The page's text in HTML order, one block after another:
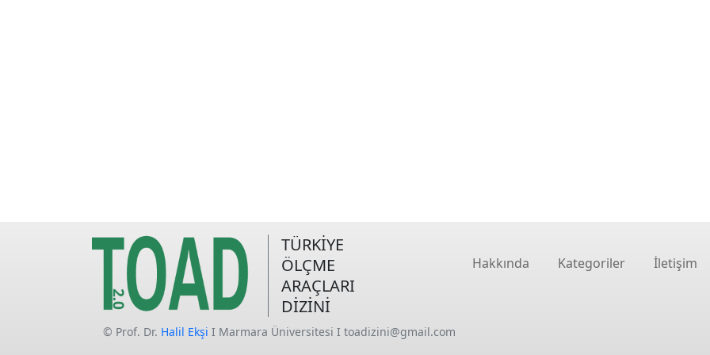
TÜRKİYE
ÖLÇME
ARAÇLARI
DİZİNİ
Hakkında Kategoriler İletişim
© Prof. Dr. Halil Ekşi I Marmara Üniversitesi I toadizini@gmail.com